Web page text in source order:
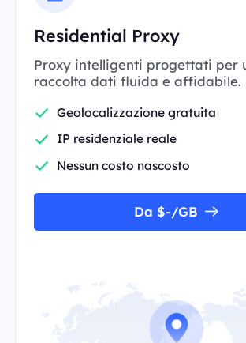
Residential Proxy
Proxy intelligenti progettati per
raccolta dati fluida e affidabile.
Geolocalizzazione gratuita
IP residenziale reale
Nessun costo nascosto
Da $-/GB